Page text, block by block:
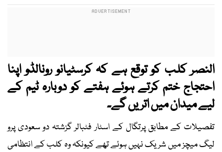
النصر کلب کو توقع ہے کہ کرسٹیانو رونالڈو اپنا
احتجاج ختم کرتے ہوئے ہفتے کو دوبارہ ٹیم کے
لیے میدان میں اتریں گے۔
تفصیلات کے مطابق پرتگال کے اسٹار فٹبالر گزشتہ دو سعودی پرو
لیگ میچز میں شریک نہیں ہوئے تھے کیونکہ وہ کلب کے انتظامی